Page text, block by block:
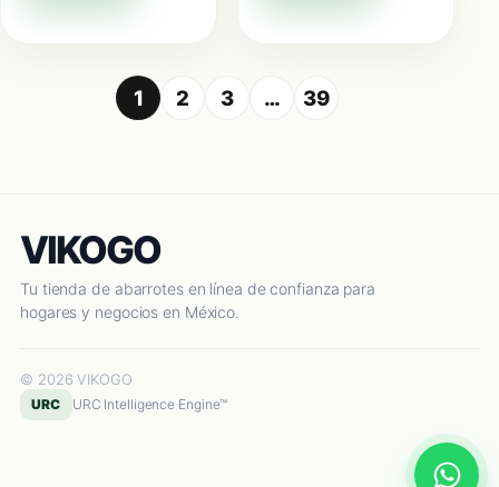
1 2 3 … 39
VIKOGO
Tu tienda de abarrotes en línea de confianza para
hogares y negocios en México.
© 2026 VIKOGO
URC URC Intelligence Engine™